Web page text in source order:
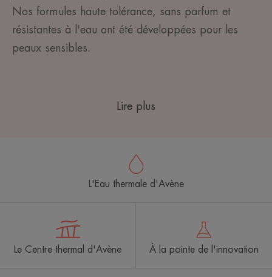
Nos formules haute tolérance, sans parfum et
résistantes à l'eau ont été développées pour les
peaux sensibles.
Lire plus
L'Eau thermale d'Avène
Le Centre thermal d'Avène À la pointe de l'innovation